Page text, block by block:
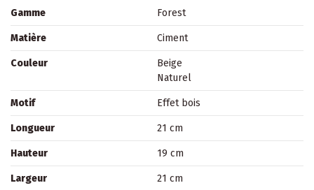
Gamme Forest
Matière Ciment
Couleur
Beige
Naturel
Motif Effet bois
Longueur 21 cm
Hauteur 19 cm
Largeur 21 cm